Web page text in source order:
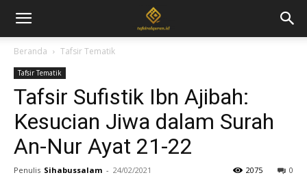
Beranda Tafsir Tematik
Tafsir Tematik
Tafsir Sufistik Ibn Ajibah:
Kesucian Jiwa dalam Surah
An-Nur Ayat 21-22
Penulis Sihabussalam - 24/02/2021 0
2075